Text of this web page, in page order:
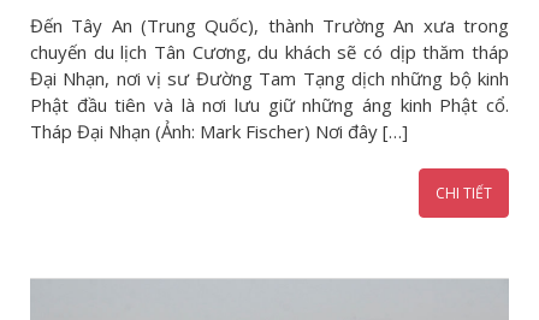
Đến Tây An (Trung Quốc), thành Trường An xưa trong
chuyến du lịch Tân Cương, du khách sẽ có dịp thăm tháp
Đại Nhạn, nơi vị sư Đường Tam Tạng dịch những bộ kinh
Phật đầu tiên và là nơi lưu giữ những áng kinh Phật cổ.
Tháp Đại Nhạn (Ảnh: Mark Fischer) Nơi đây […]
CHI TIẾT